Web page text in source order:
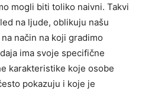
mogli biti toliko naivni. Takvi
na ljude, oblikuju našu
način na koji gradimo
ima svoje specifične
karakteristike koje osobe
pokazuju i koje je